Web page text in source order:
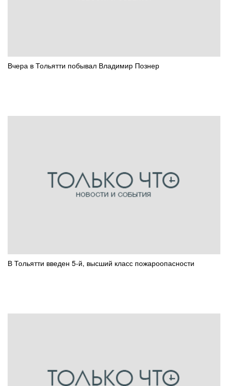
Вчера в Тольятти побывал Владимир Познер
В Тольятти введен 5-й, высший класс пожароопасности